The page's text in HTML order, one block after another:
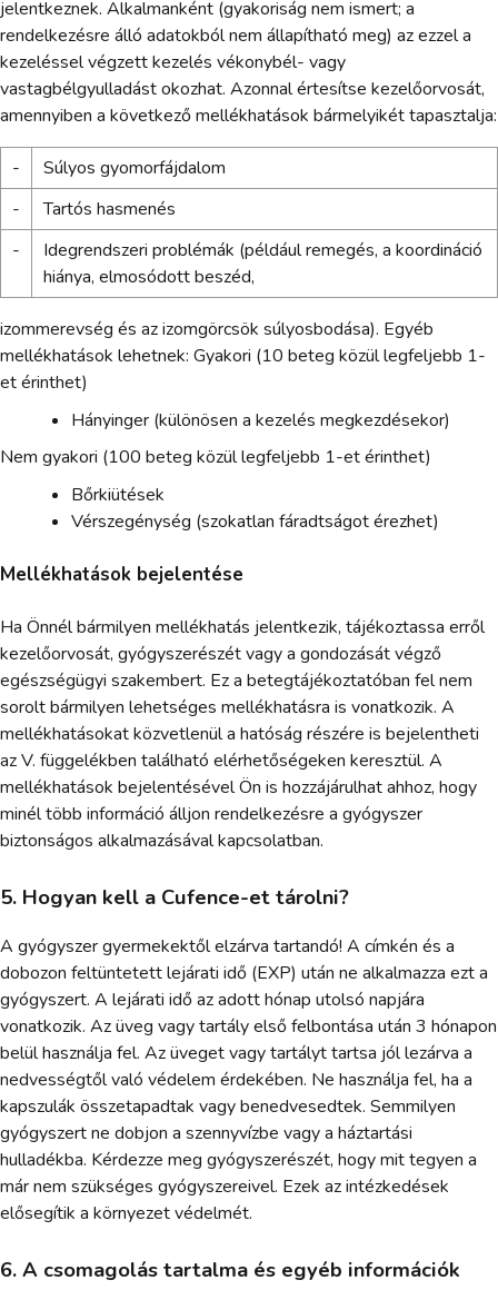
jelentkeznek. Alkalmanként (gyakoriság nem ismert; a
rendelkezésre álló adatokból nem állapítható meg) az ezzel a
kezeléssel végzett kezelés vékonybél- vagy
vastagbélgyulladást okozhat. Azonnal értesítse kezelőorvosát,
amennyiben a következő mellékhatások bármelyikét tapasztalja:
-
Súlyos gyomorfájdalom
-
Tartós hasmenés
-
Idegrendszeri problémák (például remegés, a koordináció
hiánya, elmosódott beszéd,
izommerevség és az izomgörcsök súlyosbodása). Egyéb
mellékhatások lehetnek: Gyakori (10 beteg közül legfeljebb 1-
et érinthet)
Hányinger (különösen a kezelés megkezdésekor)
Nem gyakori (100 beteg közül legfeljebb 1-et érinthet)
Bőrkiütések
Vérszegénység (szokatlan fáradtságot érezhet)
Mellékhatások bejelentése
Ha Önnél bármilyen mellékhatás jelentkezik, tájékoztassa erről
kezelőorvosát, gyógyszerészét vagy a gondozását végző
egészségügyi szakembert. Ez a betegtájékoztatóban fel nem
sorolt bármilyen lehetséges mellékhatásra is vonatkozik. A
mellékhatásokat közvetlenül a hatóság részére is bejelentheti
az V. függelékben található elérhetőségeken keresztül. A
mellékhatások bejelentésével Ön is hozzájárulhat ahhoz, hogy
minél több információ álljon rendelkezésre a gyógyszer
biztonságos alkalmazásával kapcsolatban.
5. Hogyan kell a Cufence-et tárolni?
A gyógyszer gyermekektől elzárva tartandó! A címkén és a
dobozon feltüntetett lejárati idő (EXP) után ne alkalmazza ezt a
gyógyszert. A lejárati idő az adott hónap utolsó napjára
vonatkozik. Az üveg vagy tartály első felbontása után 3 hónapon
belül használja fel. Az üveget vagy tartályt tartsa jól lezárva a
nedvességtől való védelem érdekében. Ne használja fel, ha a
kapszulák összetapadtak vagy benedvesedtek. Semmilyen
gyógyszert ne dobjon a szennyvízbe vagy a háztartási
hulladékba. Kérdezze meg gyógyszerészét, hogy mit tegyen a
már nem szükséges gyógyszereivel. Ezek az intézkedések
elősegítik a környezet védelmét.
6. A csomagolás tartalma és egyéb információk